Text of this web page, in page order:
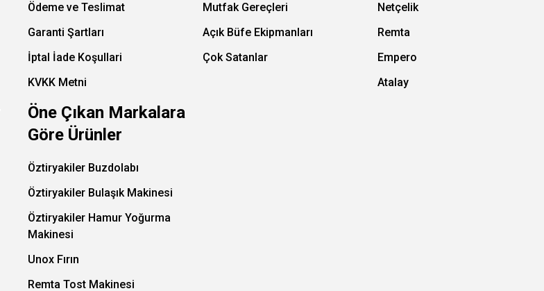
Ödeme ve Teslimat
Garanti Şartları
İptal İade Koşullari
KVKK Metni
Mutfak Gereçleri
Açık Büfe Ekipmanları
Çok Satanlar
Netçelik
Remta
Empero
Atalay
Öne Çıkan Markalara
Göre Ürünler
Öztiryakiler Buzdolabı
Öztiryakiler Bulaşık Makinesi
Öztiryakiler Hamur Yoğurma
Makinesi
Unox Fırın
Remta Tost Makinesi